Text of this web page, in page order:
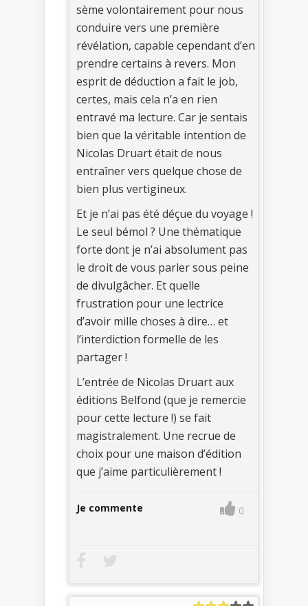
sème volontairement pour nous
conduire vers une première
révélation, capable cependant d’en
prendre certains à revers. Mon
esprit de déduction a fait le job,
certes, mais cela n’a en rien
entravé ma lecture. Car je sentais
bien que la véritable intention de
Nicolas Druart était de nous
entraîner vers quelque chose de
bien plus vertigineux.
Et je n’ai pas été déçue du voyage !
Le seul bémol ? Une thématique
forte dont je n’ai absolument pas
le droit de vous parler sous peine
de divulgâcher. Et quelle
frustration pour une lectrice
d’avoir mille choses à dire… et
l’interdiction formelle de les
partager !
L’entrée de Nicolas Druart aux
éditions Belfond (que je remercie
pour cette lecture !) se fait
magistralement. Une recrue de
choix pour une maison d’édition
que j’aime particulièrement !
Je commente 0